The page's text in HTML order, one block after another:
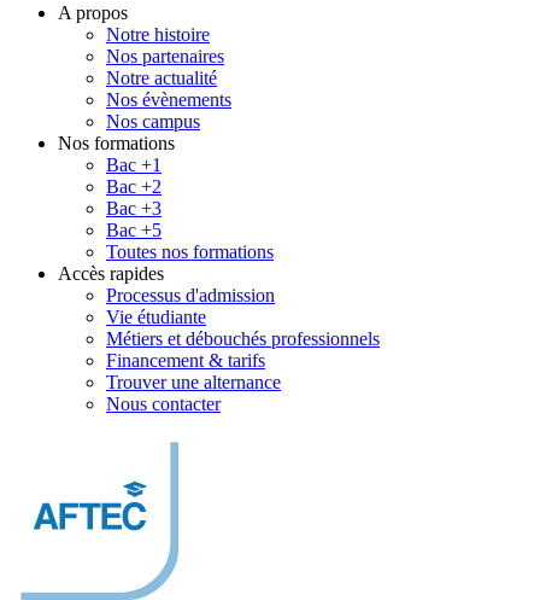
A propos
Notre histoire
Nos partenaires
Notre actualité
Nos évènements
Nos campus
Nos formations
Bac +1
Bac +2
Bac +3
Bac +5
Toutes nos formations
Accès rapides
Processus d'admission
Vie étudiante
Métiers et débouchés professionnels
Financement & tarifs
Trouver une alternance
Nous contacter